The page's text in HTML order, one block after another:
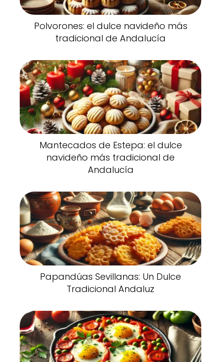
Polvorones: el dulce navideño más
tradicional de Andalucía
Mantecados de Estepa: el dulce
navideño más tradicional de
Andalucía
Papandúas Sevillanas: Un Dulce
Tradicional Andaluz